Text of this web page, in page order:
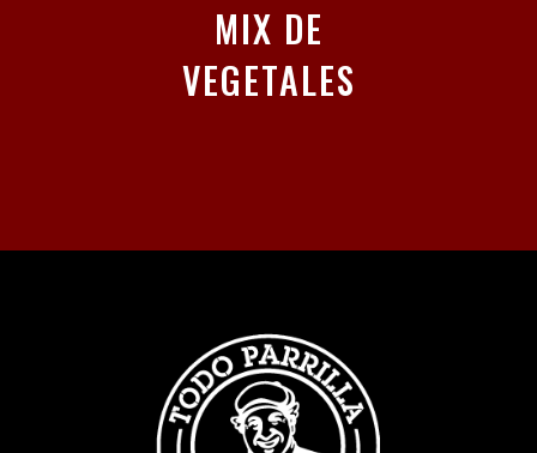
MIX DE
VEGETALES